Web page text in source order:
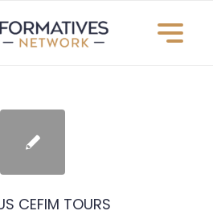
CEFIM TOURS